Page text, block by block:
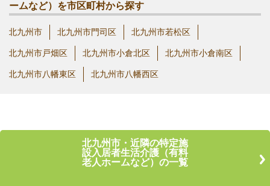
ームなど）を市区町村から探す
北九州市 北九州市門司区 北九州市若松区
北九州市戸畑区 北九州市小倉北区 北九州市小倉南区
北九州市八幡東区 北九州市八幡西区
北九州市・近隣の特定施
設入居者生活介護（有料
老人ホームなど）の一覧